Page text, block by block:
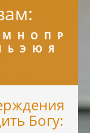
М Н О П Р
Ь Э Ю Я
Богу: